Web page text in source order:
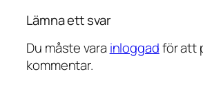
Lämna ett svar
Du måste vara inloggadför att
kommentar.